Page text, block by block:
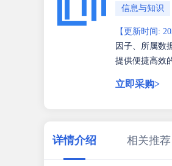
信息与知识
【更新时间:
因子、所属数
提供便捷高效
立即采购>
详情介绍 相关推荐